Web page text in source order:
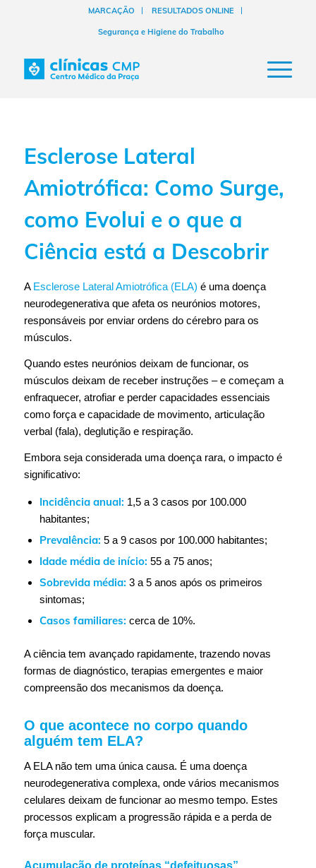
MARCAÇÃO RESULTADOS ONLINE
Segurança e Higiene do Trabalho
Esclerose Lateral
Amiotrófica: Como Surge,
como Evolui e o que a
Ciência está a Descobrir
A Esclerose Lateral Amiotrófica (ELA) é uma doença
neurodegenerativa que afeta os neurónios motores,
responsáveis por enviar ordens do cérebro para os
músculos.
Quando estes neurónios deixam de funcionar, os
músculos deixam de receber instruções – e começam a
enfraquecer, atrofiar e perder capacidades essenciais
como força e capacidade de movimento, articulação
verbal (fala), deglutição e respiração.
Embora seja considerada uma doença rara, o impacto é
significativo:
Incidência anual: 1,5 a 3 casos por 100.000
habitantes;
Prevalência: 5 a 9 casos por 100.000 habitantes;
Idade média de início: 55 a 75 anos;
Sobrevida média: 3 a 5 anos após os primeiros
sintomas;
Casos familiares: cerca de 10%.
A ciência tem avançado rapidamente, trazendo novas
formas de diagnóstico, terapias emergentes e maior
compreensão dos mecanismos da doença.
O que acontece no corpo quando
alguém tem ELA?
A ELA não tem uma única causa. É uma doença
neurodegenerativa complexa, onde vários mecanismos
celulares deixam de funcionar ao mesmo tempo. Estes
processos explicam a progressão rápida e a perda de
força muscular.
Acumulação de proteínas “defeituosas”